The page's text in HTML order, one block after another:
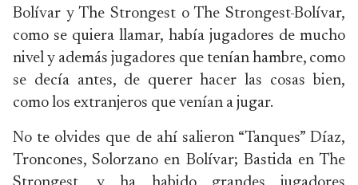
Bolívar y The Strongest o The Strongest-Bolívar,
como se quiera llamar, había jugadores de mucho
nivel y además jugadores que tenían hambre, como
se decía antes, de querer hacer las cosas bien,
como los extranjeros que venían a jugar.
No te olvides que de ahí salieron “Tanques” Díaz,
Troncones, Solorzano en Bolívar; Bastida en The